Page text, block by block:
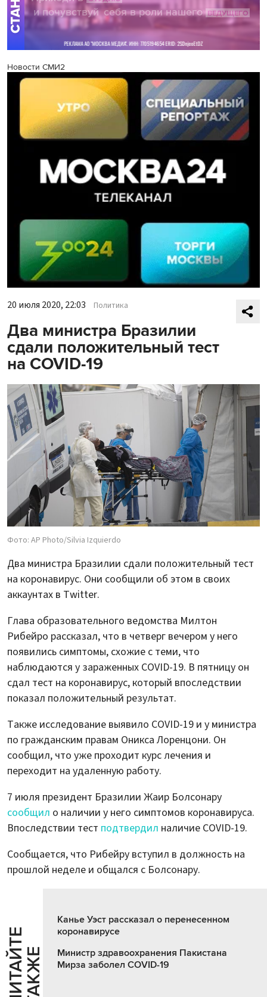
Новости СМИ2
20 июля 2020, 22:03 Политика
Два министра Бразилии
сдали положительный тест
на COVID-19
Фото: AP Photo/Silvia Izquierdo
Два министра Бразилии сдали положительный тест
на коронавирус. Они сообщили об этом в своих
аккаунтах в Twitter.
Глава образовательного ведомства Милтон
Рибейро рассказал, что в четверг вечером у него
появились симптомы, схожие с теми, что
наблюдаются у зараженных COVID-19. В пятницу он
сдал тест на коронавирус, который впоследствии
показал положительный результат.
Также исследование выявило COVID-19 и у министра
по гражданским правам Оникса Лоренцони. Он
сообщил, что уже проходит курс лечения и
переходит на удаленную работу.
7 июля президент Бразилии Жаир Болсонару
сообщил о наличии у него симптомов коронавируса.
Впоследствии тест подтвердил наличие COVID-19.
Сообщается, что Рибейру вступил в должность на
прошлой неделе и общался с Болсонару.
Ч
И
Т
АЙ
Т
Е
Т
А
К
ЖЕ
Канье Уэст рассказал о перенесенном
коронавирусе
Министр здравоохранения Пакистана
Мирза заболел COVID-19